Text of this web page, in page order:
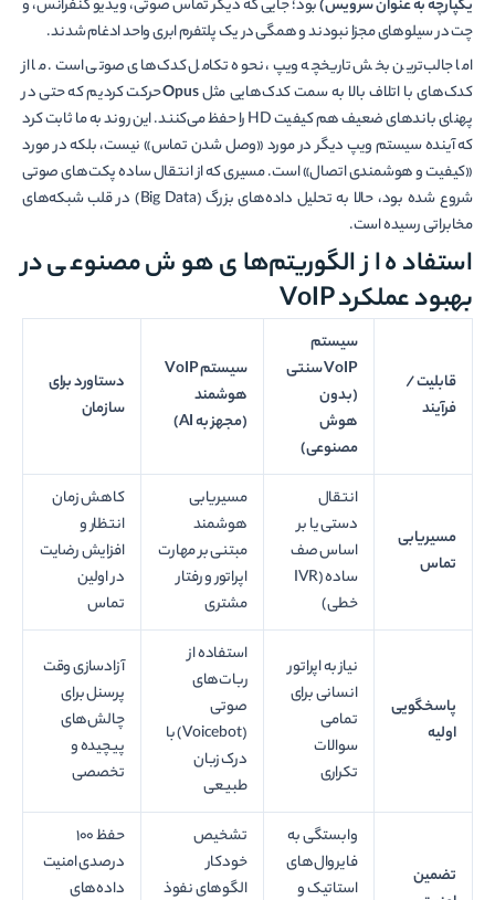
یکپارچه به عنوان سرویس)بود؛ جایی که دیگر تماس صوتی، ویدیو کنفرانس، و
چت در سیلوهای مجزا نبودند و همگی در یک پلتفرم ابری واحد ادغام شدند.
اما جالب‌ترین بخش تاریخچه ویپ، نحوه تکامل کدک‌های صوتی است. ما از
کدک‌های با اتلاف بالا به سمت کدک‌هایی مثلOpusحرکت کردیم که حتی در
پهنای باندهای ضعیف هم کیفیت HD را حفظ می‌کنند. این روند به ما ثابت کرد
که آینده سیستم ویپ دیگر در مورد «وصل شدن تماس» نیست، بلکه در مورد
«کیفیت و هوشمندی اتصال» است. مسیری که از انتقال ساده پکت‌های صوتی
شروع شده بود، حالا به تحلیل داده‌های بزرگ (Big Data) در قلب شبکه‌های
مخابراتی رسیده است.
استفاده از الگوریتم‌های هوش مصنوعی در
بهبود عملکرد VoIP
قابلیت /
فرآیند
سیستم
VoIPسنتی
(بدون
هوش
مصنوعی)
سیستمVoIP
هوشمند
(مجهز به
دستاورد برای
سازمان
مسیریابی
تماس
انتقال
دستی یا بر
اساس صف
ساده (IVR
خطی)
مسیریابی
هوشمند
مبتنی بر مهارت
اپراتور و رفتار
مشتری
کاهش زمان
انتظار و
افزایش رضایت
در اولین
تماس
پاسخگویی
اولیه
نیاز به اپراتور
انسانی برای
تمامی
سوالات
تکراری
استفاده از
ربات‌های
صوتی
(Voicebot) با
درک زبان
طبیعی
آزادسازی وقت
پرسنل برای
چالش‌های
پیچیده و
تخصصی
تضمین
وابستگی به
فایروال‌های
استاتیک و
تشخیص
خودکار
الگوهای نفوذ
حفظ ۱۰۰
درصدی امنیت
داده‌های